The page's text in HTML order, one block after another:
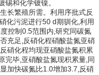
锡和化学镀镍。
长繁殖所需。利用序批式反
化污泥进行50 d期驯化,利用
控制0.5范围内,研究同碳氮
充足 ,反硝化程硝酸盐氮亚硝
硝化程均现亚硝酸盐氮积累
完毕,亚硝酸盐氮现积累量,同
加快碳氮比1.0增加3.7,反硝